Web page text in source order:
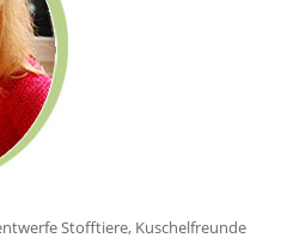
Stofftiere, Kuschelfreunde